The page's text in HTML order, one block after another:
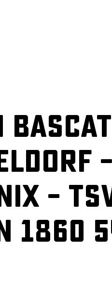
–
–
1860